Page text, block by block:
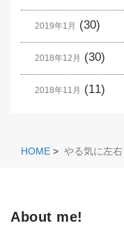
2019年1月 (30)
2018年12月 (30)
2018年11月 (11)
HOME > やる気に左
About me!